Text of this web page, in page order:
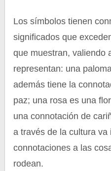
Los símbolos tienen
significados que
que muestran, valiendo
representan: una
además tiene la
paz; una rosa es una
una connotación de
a través de la cultura va
connotaciones a las
rodean.